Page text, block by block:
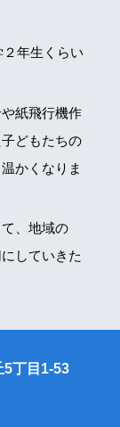
年生くらい
紙飛行機作
どもたちの
かくなりま
、地域の
していきた
丁目1-53